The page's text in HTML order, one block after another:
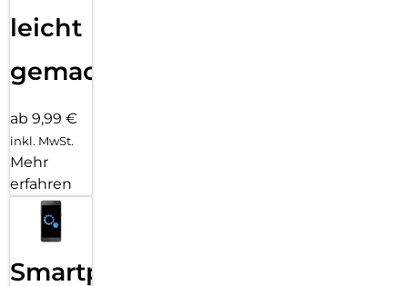
leicht
gemacht!
ab 9,99 €
inkl. MwSt.
Mehr
erfahren
Smartphone